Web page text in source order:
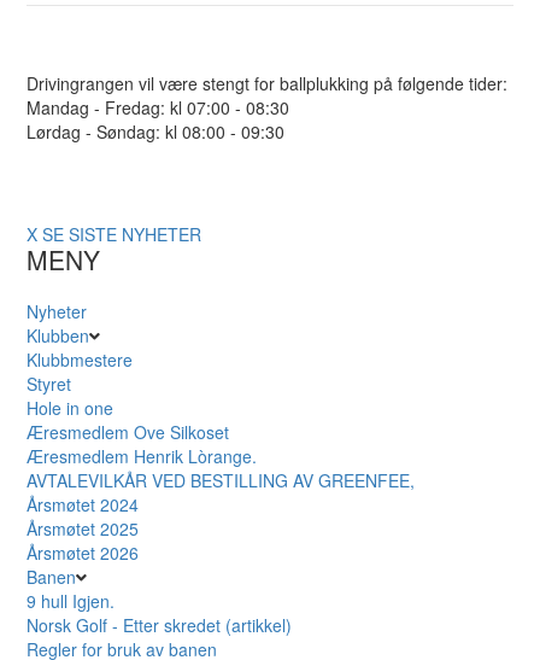
Drivingrangen vil være stengt for ballplukking på følgende tider:
Mandag - Fredag: kl 07:00 - 08:30
Lørdag - Søndag: kl 08:00 - 09:30
X SE SISTE NYHETER
MENY
Nyheter
Klubben
Klubbmestere
Styret
Hole in one
Æresmedlem Ove Silkoset
Æresmedlem Henrik Lòrange.
AVTALEVILKÅR VED BESTILLING AV GREENFEE,
Årsmøtet 2024
Årsmøtet 2025
Årsmøtet 2026
Banen
9 hull Igjen.
Norsk Golf - Etter skredet (artikkel)
Regler for bruk av banen